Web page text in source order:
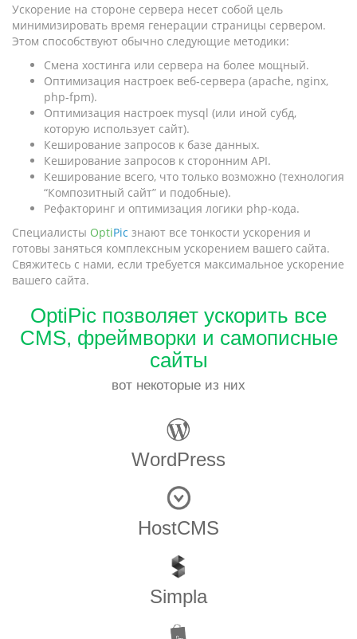
Ускорение на стороне сервера несет собой цель
минимизировать время генерации страницы сервером.
Этом способствуют обычно следующие методики:
Смена хостинга или сервера на более мощный.
Оптимизация настроек веб-сервера (apache, nginx,
php-fpm).
Оптимизация настроек mysql (или иной субд,
которую использует сайт).
Кеширование запросов к базе данных.
Кеширование запросов к сторонним API.
Кеширование всего, что только возможно (технология
“Композитный сайт” и подобные).
Рефакторинг и оптимизация логики php-кода.
Специалисты OptiPic знают все тонкости ускорения и
готовы заняться комплексным ускорением вашего сайта.
Свяжитесь с нами, если требуется максимальное ускорение
вашего сайта.
OptiPic позволяет ускорить все
CMS, фреймворки и самописные
сайты
вот некоторые из них
WordPress
HostCMS
Simpla